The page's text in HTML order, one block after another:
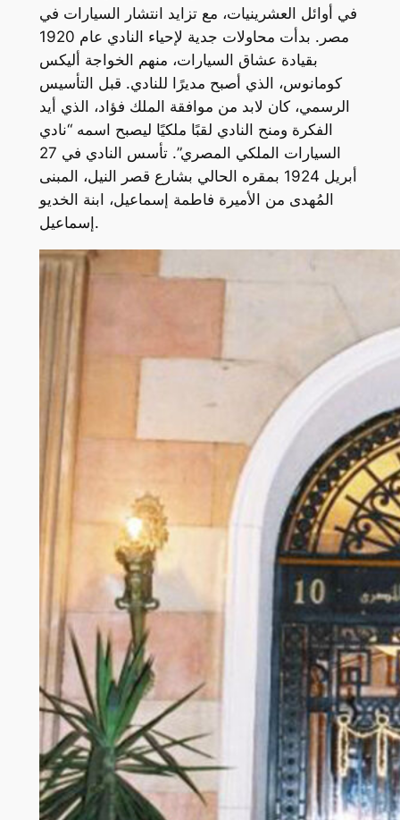
في أوائل العشرينيات، مع تزايد انتشار السيارات في
مصر. بدأت محاولات جدية لإحياء النادي عام 1920
بقيادة عشاق السيارات، منهم الخواجة أليكس
كومانوس، الذي أصبح مديرًا للنادي. قبل التأسيس
الرسمي، كان لابد من موافقة الملك فؤاد، الذي أيد
الفكرة ومنح النادي لقبًا ملكيًا ليصبح اسمه “نادي
السيارات الملكي المصري”. تأسس النادي في 27
أبريل 1924 بمقره الحالي بشارع قصر النيل، المبنى
المُهدى من الأميرة فاطمة إسماعيل، ابنة الخديو
إسماعيل.